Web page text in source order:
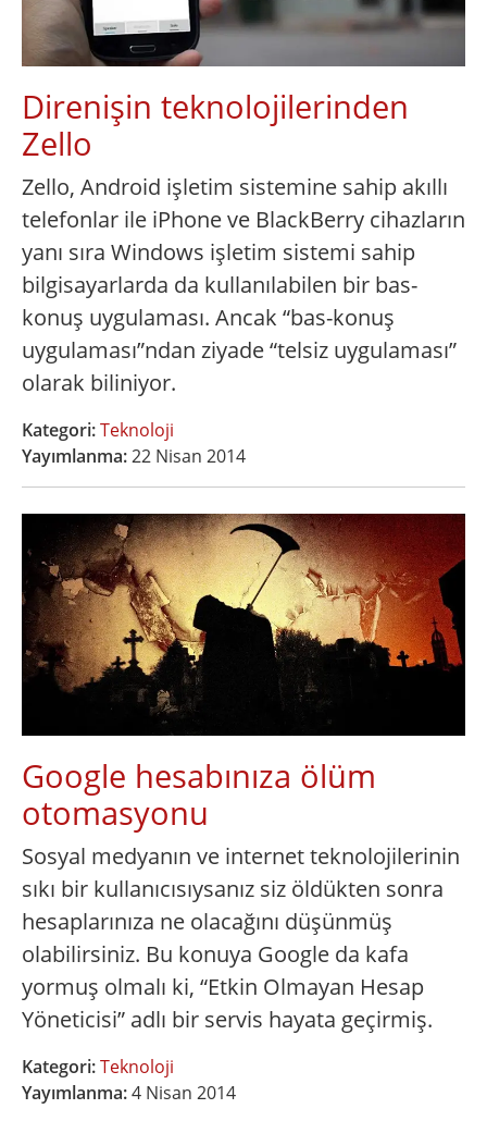
Direnişin teknolojilerinden
Zello
Zello, Android işletim sistemine sahip akıllı
telefonlar ile iPhone ve BlackBerry cihazların
yanı sıra Windows işletim sistemi sahip
bilgisayarlarda da kullanılabilen bir bas-
konuş uygulaması. Ancak “bas-konuş
uygulaması”ndan ziyade “telsiz uygulaması”
olarak biliniyor.
Kategori:Teknoloji
Yayımlanma:22 Nisan 2014
Google hesabınıza ölüm
otomasyonu
Sosyal medyanın ve internet teknolojilerinin
sıkı bir kullanıcısıysanız siz öldükten sonra
hesaplarınıza ne olacağını düşünmüş
olabilirsiniz. Bu konuya Google da kafa
yormuş olmalı ki, “Etkin Olmayan Hesap
Yöneticisi” adlı bir servis hayata geçirmiş.
Kategori:Teknoloji
Yayımlanma:4 Nisan 2014